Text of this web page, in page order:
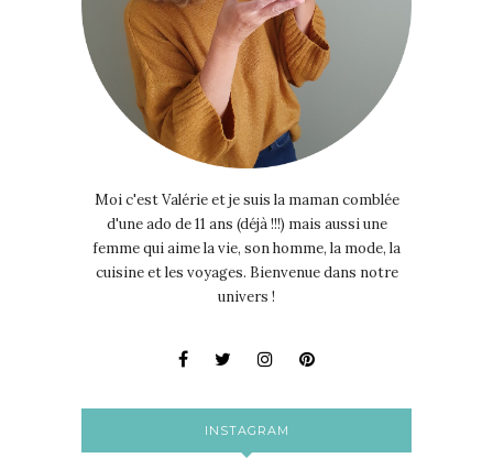
Moi c'est Valérie et je suis la maman comblée
d'une ado de 11 ans (déjà !!!) mais aussi une
femme qui aime la vie, son homme, la mode, la
cuisine et les voyages. Bienvenue dans notre
univers !
INSTAGRAM